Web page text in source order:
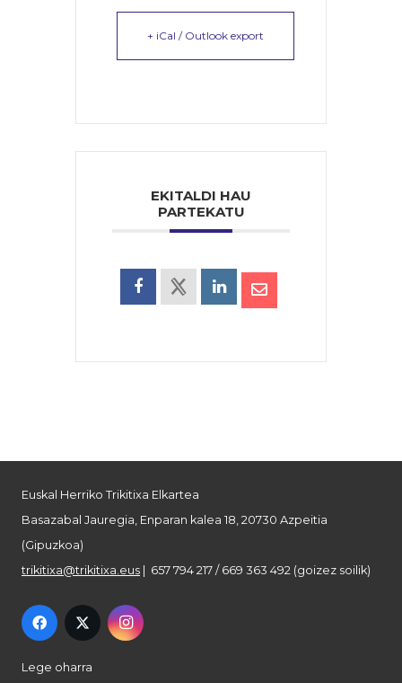
+ iCal / Outlook export
EKITALDI HAU
PARTEKATU
Euskal Herriko Trikitixa Elkartea
Basazabal Jauregia, Enparan kalea 18, 20730 Azpeitia
(Gipuzkoa)
trikitixa@trikitixa.eus | 657 794 217 / 669 363 492 (goizez soilik)
Lege oharra